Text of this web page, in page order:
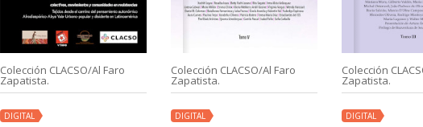
Colección CLACSO/Al Faro
Zapatista.
DIGITAL
Colección CLACSO/Al Faro
Zapatista.
DIGITAL
Colección
Zapatista.
DIGITAL